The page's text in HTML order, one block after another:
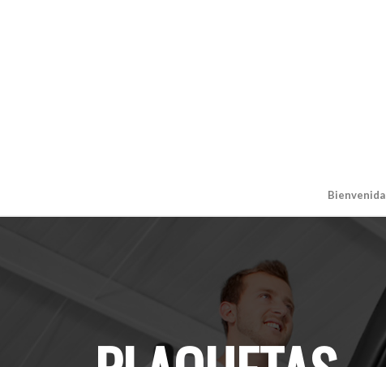
Bienvenida